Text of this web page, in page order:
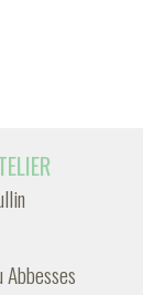
Abbesses